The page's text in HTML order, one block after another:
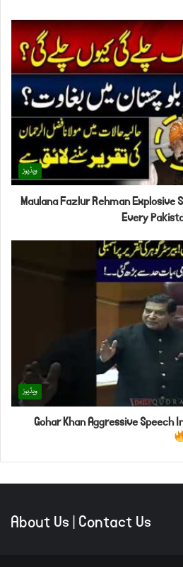
ویڈیوز
Maulana Fazlur Rehman Explosive
Every
ویڈیوز
Gohar Khan Aggressive Speech
About Us|Contact Us